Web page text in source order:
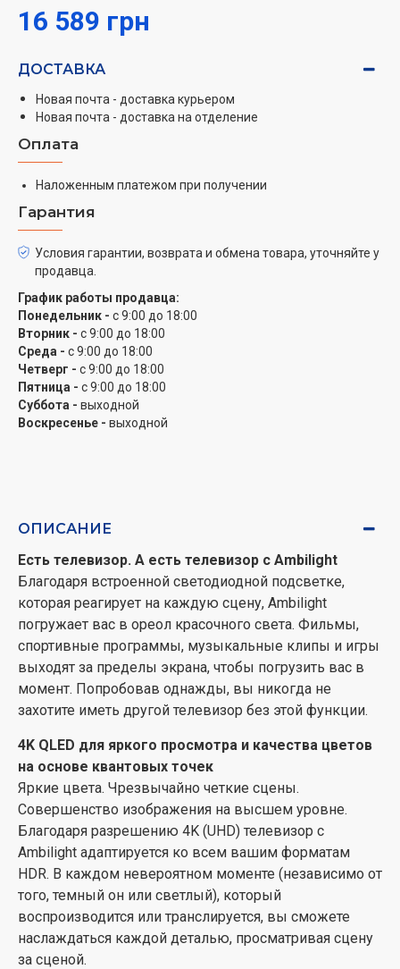
Ambilight адаптируется ко всем вашим форматам
HDR. В каждом невероятном моменте (независимо от
воспроизводится или транслируется, вы сможете
наслаждаться каждой деталью, просматривая сцену
за сценой.
Приблизьтесь к деталям с точностью до пикселя
гармонично работают в тесной связи друг с другом,
этот телевизор воспроизводит изображение в
формате 4K, как ни один другой. Самые четкие
изображения с более детализированными,
реалистичными сценами – ничто не передает момент
правдивее, чем этот телевизор Philips с Ambilight.
Dolby Atmos создает звук, подобный
кинематографическому
Приготовьтесь. Dolby Atmos создает именно такой
звук, как задумывал режиссер. Каждый момент
погружает вас еще глубже в сцену. Будь то фильмы,
DTS:X имеет решающее значение: звук настолько
Технология 3D-аудио добавляет звуку еще одно
измерение, которое вскоре превратит вашу
гостиную в зрительный зал.
Держите контент ближе к себе с Titan OS
Платформа Philips Smart TV Titan OS позволяет
смотреть то, что вы любите, и быстро. От сиквелов до
сериалов, от документальных до драматических
нажатием кнопки. Что бы вы ни захотели посмотреть,
все лучшие приложения для потокового вещания у
вас под рукой.
Легко подключайтесь к сети вашего умного дома
Совместимость с Matter Smart Home обеспечивает
беспрепятственную интеграцию с существующей
сетью умного дома. Чтобы управлять телевизором с
помощью приложения Matter Smart Home или
сервисов голосового управления, просто нажмите
кнопку на пульте ДУ и говорите. Можно приглушить
16 589 грн
ДОСТАВКА
Новая почта - доставка курьером
Новая почта - доставка на отделение
Оплата
Наложенным платежом при получении
Гарантия
Условия гарантии, возврата и обмена товара, уточняйте у
продавца.
График работы продавца:
Понедельник - с 9:00 до 18:00
Вторник - с 9:00 до 18:00
Среда - с 9:00 до 18:00
Четверг - с 9:00 до 18:00
Пятница - с 9:00 до 18:00
Суббота - выходной
Воскресенье - выходной
ОПИСАНИЕ
Есть телевизор. А есть телевизор с Ambilight
Благодаря встроенной светодиодной подсветке,
которая реагирует на каждую сцену, Ambilight
погружает вас в ореол красочного света. Фильмы,
спортивные программы, музыкальные клипы и игры
выходят за пределы экрана, чтобы погрузить вас в
момент. Попробовав однажды, вы никогда не
захотите иметь другой телевизор без этой функции.
4K QLED для яркого просмотра и качества цветов
на основе квантовых точек
Яркие цвета. Чрезвычайно четкие сцены.
Совершенство изображения на высшем уровне.
Благодаря разрешению 4K (UHD) телевизор с
Ambilight адаптируется ко всем вашим форматам
HDR. В каждом невероятном моменте (независимо от
того, темный он или светлый), который
воспроизводится или транслируется, вы сможете
наслаждаться каждой деталью, просматривая сцену
за сценой.